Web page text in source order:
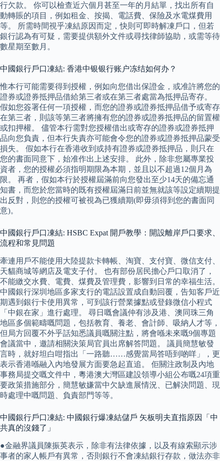
行欠款。 你可以檢查近六個月甚至一年的月結單，找出所有自
動轉賬的項目，例如租金、按揭、電話費、保險及水電煤費用
等。 所需時間視乎凍結原因而定，快則可即時解凍戶口，但若
銀行認為有可疑，需要提供額外文件或尋找律師協助，或需等待
數星期至數月。
中國銀行戶口凍結: 香港中银银行账户冻结如何办？
惟本行可能需要得到授權，例如向您借出保證金，或准許將您的
證券或證券抵押品借給第三者或在第三者處當為抵押品寄存。
假如您簽署任何一項授權，而您的證券或證券抵押品借予或寄存
在第三者，則該等第三者將擁有您的證券或證券抵押品的留置權
或扣押權。 儘管本行需對您授權借出或寄存的證券或證券抵押
品向您負責，但本行失責亦可能會令您的證券或證券抵押品蒙受
損失。 假如本行在香港收到或持有證券或證券抵押品，則只在
您的書面同意下，始准作出上述安排。 此外，除非您屬專業投
資者，您的授權必須指明期限為本期，並且以不超過12個月為
限。 再者，假如本行於授權屆滿前向您發出至少14天的備忘通
知書，而您於您當時的既有授權屆滿日前並無就該等設定續期提
出反對，則您的授權可被視為已獲續期(即毋須得到您的書面同
意)。
中國銀行戶口凍結: HSBC Expat 開戶教學：開設離岸戶口要求、
流程和常見問題
牽連用戶不能使用大陸提款卡轉帳、淘寶、支付寶、微信支付、
天貓商城等網店及電支子付。 也有部份居民擔心戶口取消了，
不能繳交水費、電費、煤費及管理費，影響到日常的幸福生活。
中國銀行深圳地區多家支行的電話設置成自動回覆，告知客戶近
期遇到銀行卡使用異常，可到該行營業據點或登錄微信小程式
「中銀在家」進行處理。 尋日嘅會議仲有涉及港、澳同珠三角
地區多個範疇嘅問題，包括教育、養老、會計師、吸納人才等，
但局方回覆不外乎話知悉議員嘅關注點，將會喺未來嘅9個專題
會議當中，邀請相關決策局官員出席解答問題。 議員簡慧敏發
言時，就好坦白咁指出「一路聽……感覺當局答唔到啲咩」，更
表示香港喺融入內地發展方面要急起直追。 佢關注政制及內地
事務局提交嘅文件中，粵港澳大灣區建設領導小組公布嘅24項重
要政策措施部分，簡慧敏嫌當中欠缺進展情況、已解決問題、現
時處理中嘅問題、負責部門等等。
中國銀行戶口凍結: 中國銀行爆凍結儲戶 矢板明夫直指原因「中
共真的沒錢了」
●金融界議員陳振英表示，除非有法律依據，以及有線索顯示涉
事者的家人帳戶有異常，否則銀行不會凍結銀行存款，做法亦非